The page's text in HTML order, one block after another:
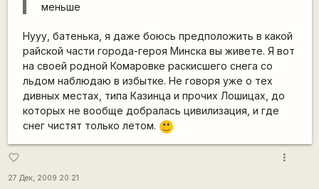
меньше
Нууу, батенька, я даже боюсь предположить в какой
райской части города-героя Минска вы живете. Я вот
на своей родной Комаровке раскисшего снега со
льдом наблюдаю в избытке. Не говоря уже о тех
дивных местах, типа Казинца и прочих Лошицах, до
которых не вообще добралась цивилизация, и где
снег чистят только летом.
:)
favorite_border
27 Дек, 2009 20:21
more_vert